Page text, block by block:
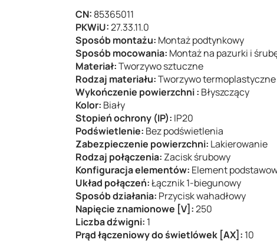
CN: 85365011
PKWiU:27.33.11.0
Sposób montażu: Montaż podtynkowy
Sposób mocowania: Montaż na pazurki i
Materiał:Tworzywo sztuczne
Rodzaj materiału:Tworzywo termoplastyczne
Wykończenie powierzchni : Błyszczący
Kolor: Biały
Stopień ochrony (IP): IP20
Podświetlenie: Bez podświetlenia
Zabezpieczenie powierzchni: Lakierowanie
Rodzaj połączenia: Zacisk śrubowy
Konfiguracja elementów: Element
Układ połączeń:Łącznik 1-biegunowy
Sposób działania: Przycisk wahadłowy
Napięcie znamionowe [V]:250
Liczba dźwigni: 1
Prąd łączeniowy do świetlówek [AX]: 10